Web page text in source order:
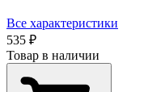
Все характеристики
535 ₽
Товар в наличии